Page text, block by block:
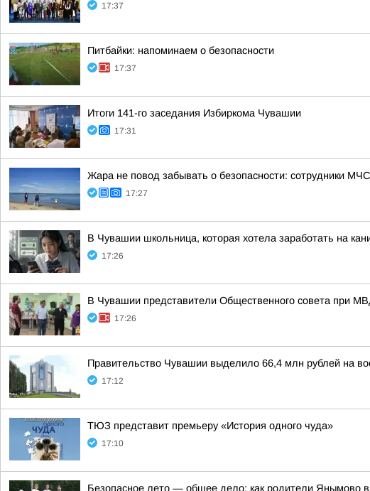
17:37
Питбайки: напоминаем о безопасности
17:37
Итоги 141-го заседания Избиркома Чувашии
17:31
Жара не повод забывать о безопасности: сотрудники
17:27
В Чувашии школьница, которая хотела заработать на
17:26
В Чувашии представители Общественного совета при
17:26
Правительство Чувашии выделило 66,4 млн рублей на
17:12
ТЮЗ представит премьеру «История одного чуда»
17:10
Безопасное лето — общее дело: как родители Янымово